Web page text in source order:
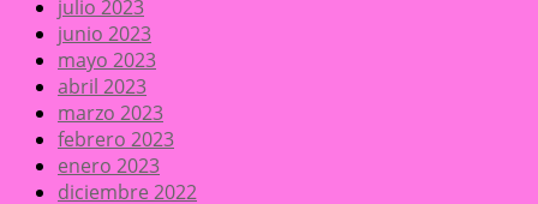
julio 2023
junio 2023
mayo 2023
abril 2023
marzo 2023
febrero 2023
enero 2023
diciembre 2022